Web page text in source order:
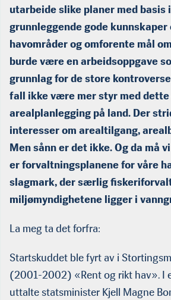
utarbeide slike planer med basis
grunnleggende gode kunnskaper
havområder og omforente mål
burde være en arbeidsoppgave
grunnlag for de store
fall ikke være mer styr med dette
arealplanlegging på land. Der
interesser om arealtilgang,
Men sånn er det ikke. Og da må
er forvaltningsplanene for våre
slagmark, der særlig
miljømyndighetene ligger i
La meg ta det forfra:
Startskuddet ble fyrt av i
(2001-2002) «Rent og rikt hav». I
uttalte statsminister Kjell Magne